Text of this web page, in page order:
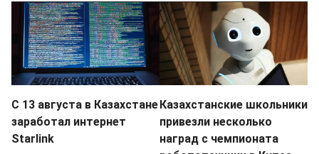
С 13 августа в Казахстане
заработал интернет
Starlink
Казахстанские школьники
привезли несколько
наград с чемпионата